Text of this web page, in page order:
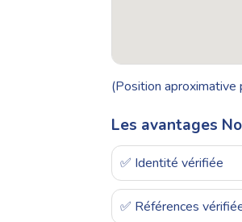
(Position
Les avantages
✅ Identité vérifiée
✅ Références